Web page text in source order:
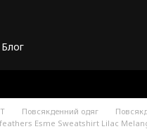
Блог
Повсякденний одяг
Esme Sweatshirt Lilac